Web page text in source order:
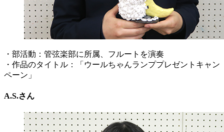
・部活動：管弦楽部に所属、フルートを演奏
・作品のタイトル：「ウールちゃんランププレゼントキャン
ペーン」
A.S.さん